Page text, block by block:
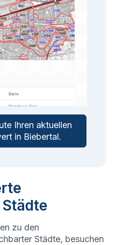
Ihren aktuellen
in Biebertal.
zu den
Städte, besuchen